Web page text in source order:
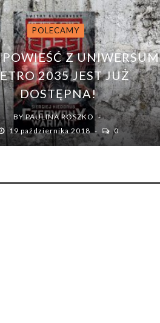
POLECAMY
Z UNIWERSUM
2035 JEST JUŻ
DOSTĘPNA!
BY PAULINA ROSZKO
19 października 2018
0